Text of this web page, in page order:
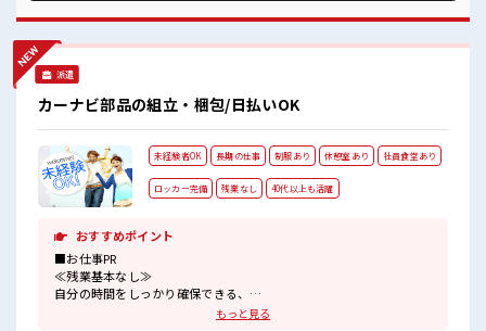
ると毎日の服選びに悩まずOK♪ ≪未経験でも活躍できる≫
新しいことにチャレンジするのは不安だけど、 しっかり働く
気軽に相談できる、 派遣のお仕事です！ ■職場の雰囲気 キバ
ツ過ぎなければ髪色・髪型は自由！ あなたの個性を大事にで
きます♪ 20代が多数活躍中！ 社会人経験が浅くてもOK！ こ
こから経験積んでいきましょ！ 程よく残業あり！
派遣
カーナビ部品の組立・梱包/日払いOK
未経験者OK 長期の仕事 制服あり 休憩室あり 社員食堂あり
ロッカー完備 残業なし 40代以上も活躍
おすすめポイント
■お仕事PR
≪残業基本なし≫
自分の時間をしっかり確保できる、
もっと見る